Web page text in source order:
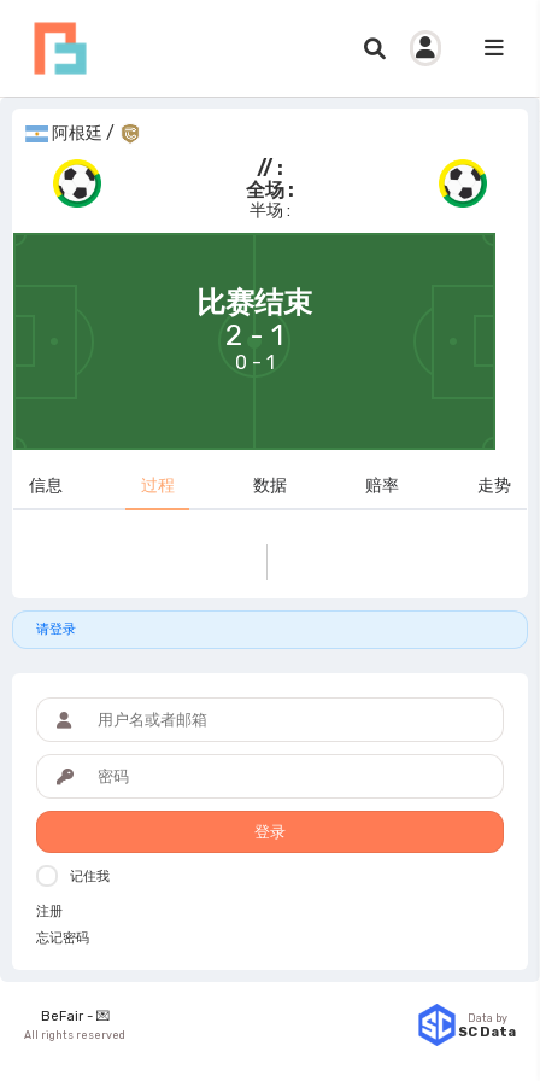
阿根廷 /
// :
全场 :
半场 :
比赛结束
2 - 1
0 - 1
信息 过程 数据 赔率 走势
请登录
登录
记住我
注册
忘记密码
BeFair - 💌
All rights reserved
Data by
SC Data